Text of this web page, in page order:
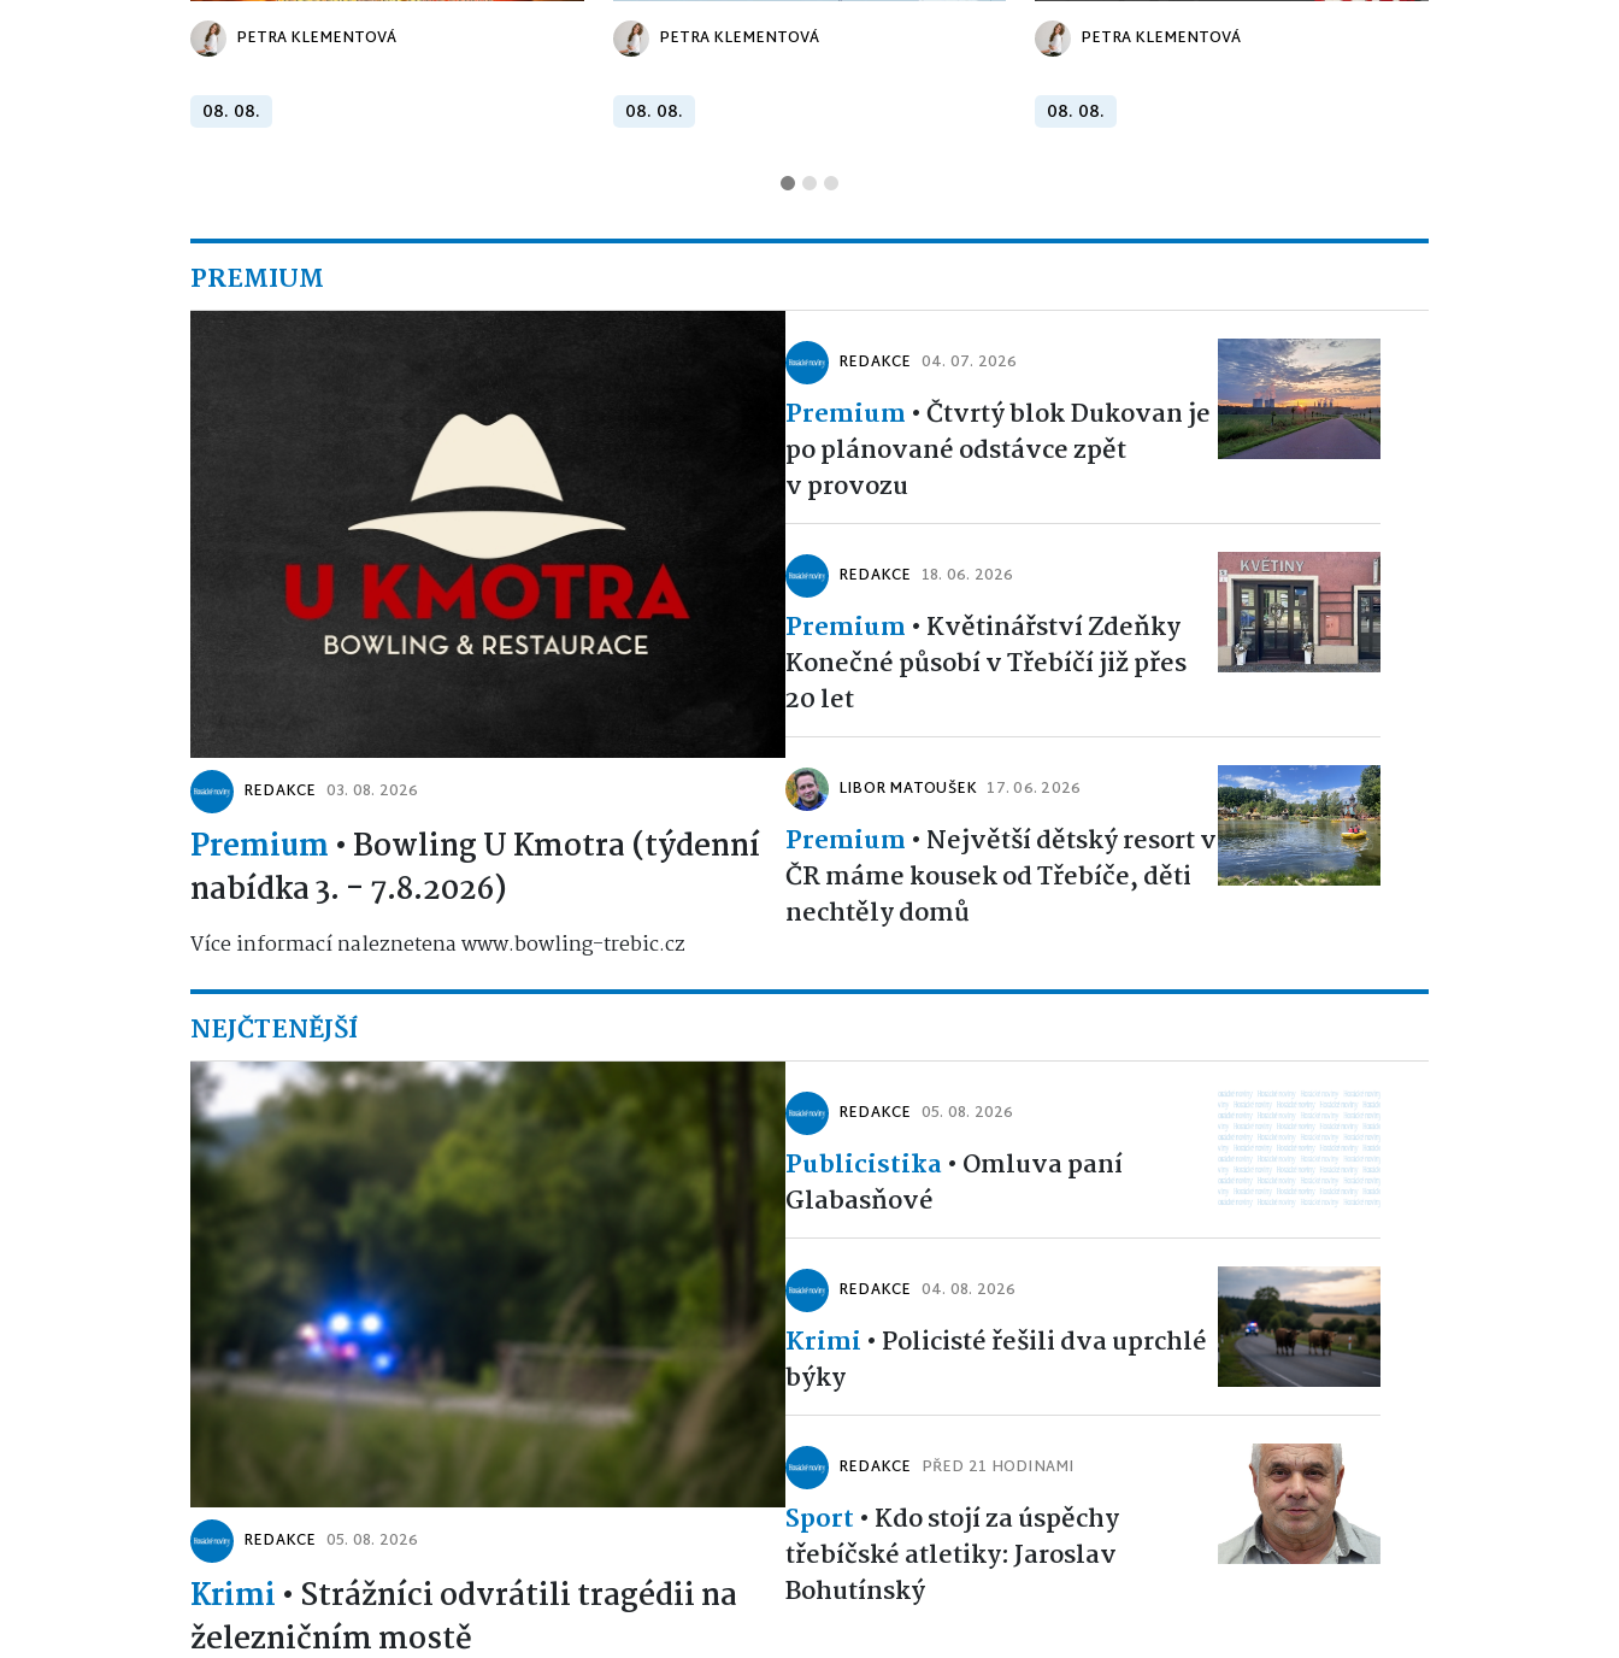
PETRA KLEMENTOVÁ
08. 08.
PETRA KLEMENTOVÁ
08. 08.
PETRA KLEMENTOVÁ
08. 08.
PREMIUM
REDAKCE 03. 08. 2026
Premium • Bowling U Kmotra (týdenní
nabídka 3. - 7.8.2026)
Více informací naleznetena www.bowling-trebic.cz
REDAKCE 04. 07. 2026
Premium •Čtvrtý blok Dukovan je
po plánované odstávce zpět
v provozu
REDAKCE 18. 06. 2026
Premium • Květinářství Zdeňky
Konečné působí v Třebíčí již přes
20 let
LIBOR MATOUŠEK 17. 06. 2026
Premium • Největší dětský resort v
ČR máme kousek od Třebíče, děti
nechtěly domů
NEJČTENĚJŠÍ
REDAKCE 05. 08. 2026
Krimi • Strážníci odvrátili tragédii na
železničním mostě
REDAKCE 05. 08. 2026
Publicistika• Omluva paní
Glabasňové
REDAKCE 04. 08. 2026
Krimi • Policisté řešili dva uprchlé
býky
REDAKCE PŘED 21 HODINAMI
Sport • Kdo stojí za úspěchy
třebíčské atletiky: Jaroslav
Bohutínský